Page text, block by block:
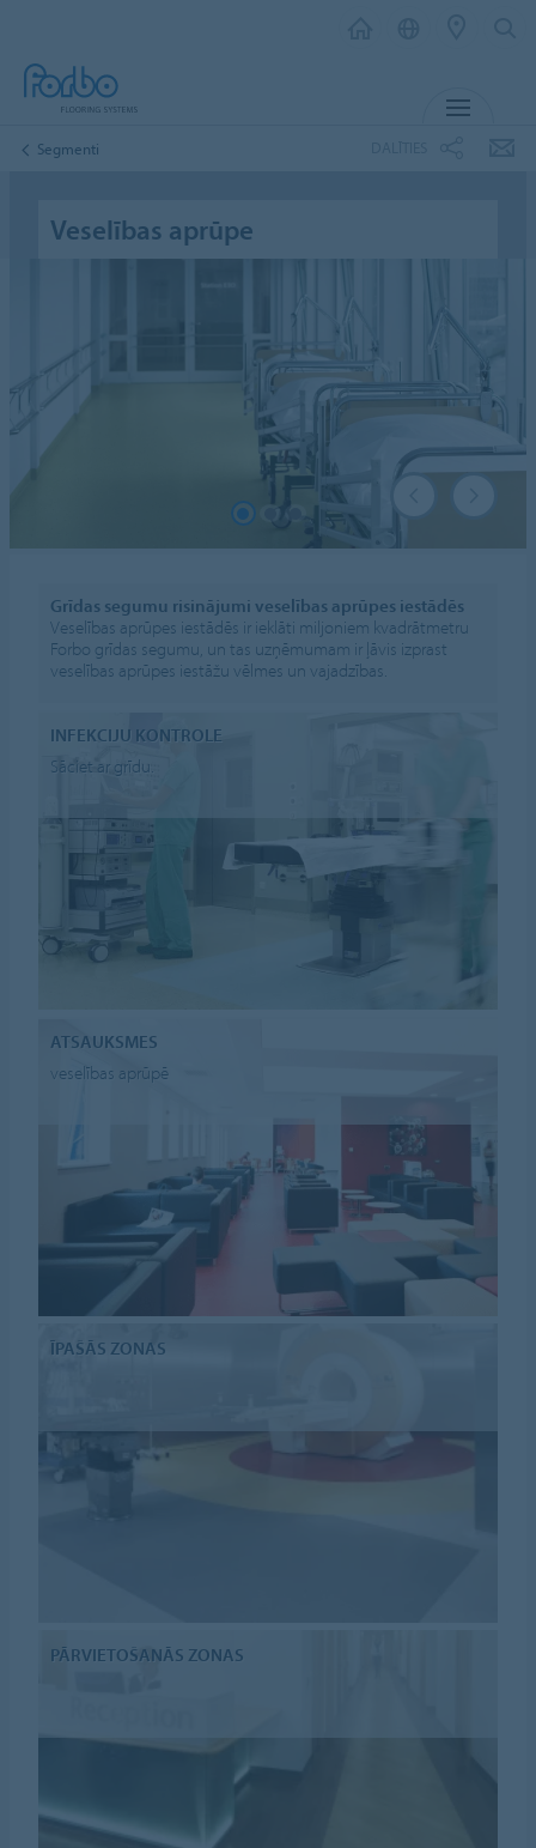
Segmenti
Veselības aprūpe
Grīdas segumu risinājumi veselības aprūpes iestādēs
Veselības aprūpes iestādēs ir ieklāti miljoniem kvadrātmetru
Forbo grīdas segumu, un tas uzņēmumam ir ļāvis izprast
veselības aprūpes iestāžu vēlmes un vajadzības.
INFEKCIJU KONTROLE
Sāciet ar grīdu.
ATSAUKSMES
veselības aprūpē
ĪPAŠĀS ZONAS
PĀRVIETOŠANĀS ZONAS